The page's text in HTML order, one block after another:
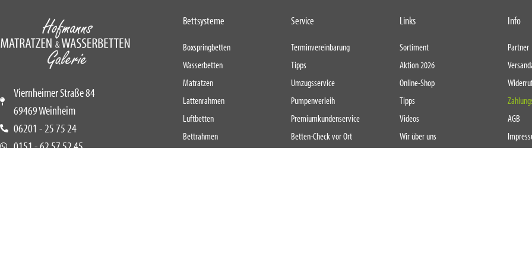
Viernheimer Straße 84
69469 Weinheim
06201 - 25 75 24
0151 - 62 57 52 45
Bettsysteme
Boxspringbetten
Wasserbetten
Matratzen
Lattenrahmen
Luftbetten
Bettrahmen
Service
Terminvereinbarung
Tipps
Umzugsservice
Pumpenverleih
Premiumkundenservice
Betten-Check vor Ort
Links
Sortiment
Aktion 2026
Online-Shop
Tipps
Videos
Wir über uns
Info
Partner
AGB